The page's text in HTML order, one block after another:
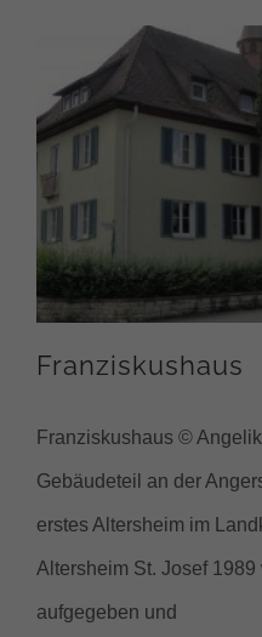
Franziskushaus
Franziskushaus ©
Gebäudeteil an der
erstes Altersheim im
Altersheim St. Josef
aufgegeben und